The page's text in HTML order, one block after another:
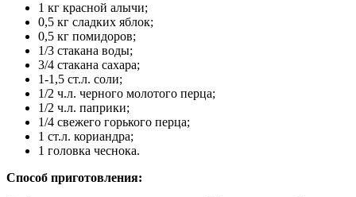
1 кг красной алычи;
0,5 кг сладких яблок;
0,5 кг помидоров;
1/3 стакана воды;
3/4 стакана сахара;
1-1,5 ст.л. соли;
1/2 ч.л. черного молотого перца;
1/2 ч.л. паприки;
1/4 свежего горького перца;
1 ст.л. кориандра;
1 головка чеснока.
Способ приготовления: